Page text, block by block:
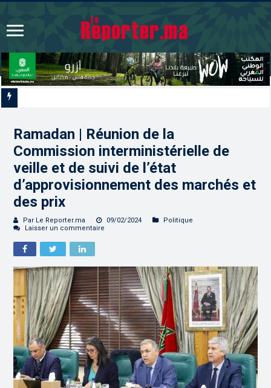
Ramadan | Réunion de la
Commission interministérielle de
veille et de suivi de l’état
d’approvisionnement des marchés et
des prix
Par Le Reporter.ma 09/02/2024
Politique
Laisser un commentaire